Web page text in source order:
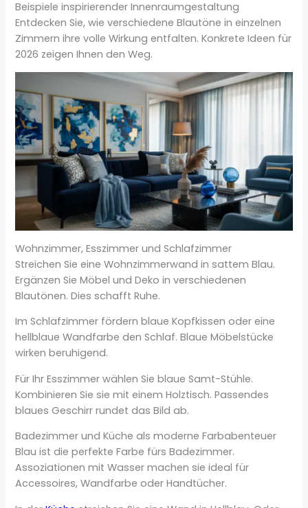
Beispiele inspirierender Innenraumgestaltung
Entdecken Sie, wie verschiedene Blautöne in einzelnen
Zimmern ihre volle Wirkung entfalten. Konkrete Ideen für
2026 zeigen Ihnen den Weg.
Wohnzimmer, Esszimmer und Schlafzimmer
Streichen Sie eine Wohnzimmerwand in sattem Blau.
Ergänzen Sie Möbel und Deko in verschiedenen
Blautönen. Dies schafft Ruhe.
Im Schlafzimmer fördern blaue Kopfkissen oder eine
hellblaue Wandfarbe den Schlaf. Blaue Möbelstücke
wirken beruhigend.
Für Ihr Esszimmer wählen Sie blaue Samt-Stühle.
Kombinieren Sie sie mit einem Holztisch. Passendes
blaues Geschirr rundet das Bild ab.
Badezimmer und Küche als moderne Farbabenteuer
Blau ist die perfekte Farbe fürs Badezimmer.
Assoziationen mit Wasser machen sie ideal für
Accessoires, Wandfarbe oder Handtücher.